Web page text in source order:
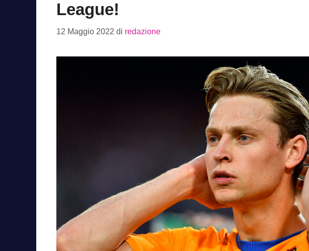
League!
12 Maggio 2022 di redazione